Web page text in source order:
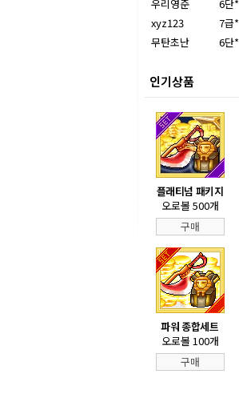
우리영준
6단*
xyz123
7급*
무탄초난
6단*
인기상품
플래티넘 패키지
오로볼 500개
구매
파워 종합세트
오로볼 100개
구매